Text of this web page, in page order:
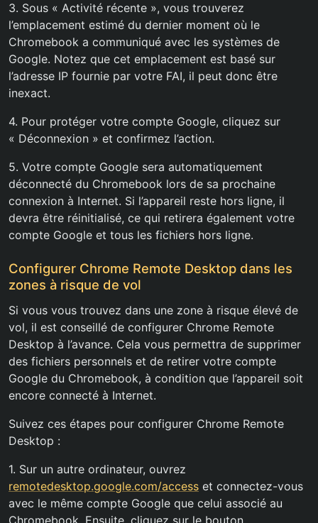
3. Sous « Activité récente », vous trouverez
l’emplacement estimé du dernier moment où le
Chromebook a communiqué avec les systèmes de
Google. Notez que cet emplacement est basé sur
l’adresse IP fournie par votre FAI, il peut donc être
inexact.
4. Pour protéger votre compte Google, cliquez sur
« Déconnexion » et confirmez l’action.
5. Votre compte Google sera automatiquement
déconnecté du Chromebook lors de sa prochaine
connexion à Internet. Si l’appareil reste hors ligne, il
devra être réinitialisé, ce qui retirera également votre
compte Google et tous les fichiers hors ligne.
Configurer Chrome Remote Desktop dans les
zones à risque de vol
Si vous vous trouvez dans une zone à risque élevé de
vol, il est conseillé de configurer Chrome Remote
Desktop à l’avance. Cela vous permettra de supprimer
des fichiers personnels et de retirer votre compte
Google du Chromebook, à condition que l’appareil soit
encore connecté à Internet.
Suivez ces étapes pour configurer Chrome Remote
Desktop :
1. Sur un autre ordinateur, ouvrez
remotedesktop.google.com/access et connectez-vous
avec le même compte Google que celui associé au
Chromebook. Ensuite, cliquez sur le bouton